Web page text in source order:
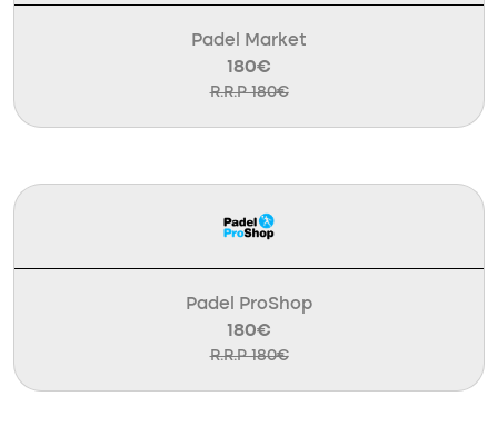
Padel Market
180€
R.R.P 180€
Padel ProShop
180€
R.R.P 180€